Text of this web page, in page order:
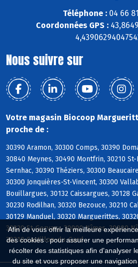
Afin de vous offrir la meilleure
des cookies : pour assurer une
récolter des statistiques afin d'analyser
du site et vous proposer une
Téléphone : 04 66
Coordonnées GPS :
Nous suivre sur
Votre magasin Biocoop
proche de :
30390 Aramon, 30300 Comps, 30390
30840 Meynes, 30490 Montfrin, 30210
Sernhac, 30390 Théziers, 30300
30300 Jonquières-St-Vincent, 30300
Bouillargues, 30132 Caissargues, 30128
30230 Rodilhan, 30320 Bezouce, 30210
30129 Manduel, 30320 Marguerittes,
30320 St-Gervasy, 30000 Nîmes, 30900
30210 Castillon-du-Gard